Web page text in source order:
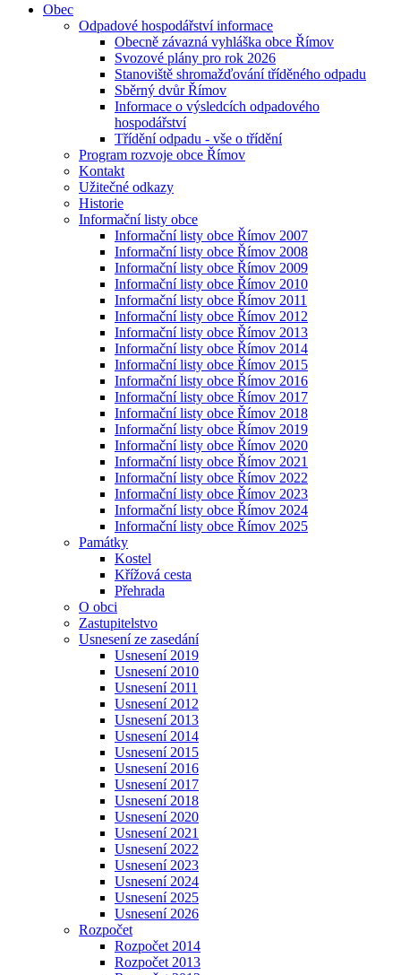
Obec
Odpadové hospodářství informace
Obecně závazná vyhláška obce Římov
Svozové plány pro rok 2026
Stanoviště shromažďování tříděného odpadu
Sběrný dvůr Římov
Informace o výsledcích odpadového
hospodářství
Třídění odpadu - vše o třídění
Program rozvoje obce Římov
Kontakt
Užitečné odkazy
Historie
Informační listy obce
Informační listy obce Římov 2007
Informační listy obce Římov 2008
Informační listy obce Římov 2009
Informační listy obce Římov 2010
Informační listy obce Římov 2011
Informační listy obce Římov 2012
Informační listy obce Římov 2013
Informační listy obce Římov 2014
Informační listy obce Římov 2015
Informační listy obce Římov 2016
Informační listy obce Římov 2017
Informační listy obce Římov 2018
Informační listy obce Římov 2019
Informační listy obce Římov 2020
Informační listy obce Římov 2021
Informační listy obce Římov 2022
Informační listy obce Římov 2023
Informační listy obce Římov 2024
Informační listy obce Římov 2025
Památky
Kostel
Křížová cesta
Přehrada
O obci
Zastupitelstvo
Usnesení ze zasedání
Usnesení 2019
Usnesení 2010
Usnesení 2011
Usnesení 2012
Usnesení 2013
Usnesení 2014
Usnesení 2015
Usnesení 2016
Usnesení 2017
Usnesení 2018
Usnesení 2020
Usnesení 2021
Usnesení 2022
Usnesení 2023
Usnesení 2024
Usnesení 2025
Usnesení 2026
Rozpočet
Rozpočet 2014
Rozpočet 2013